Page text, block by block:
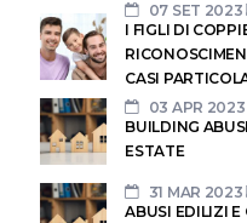
07 SET 2023
I FIGLI DI
CASI
03 APR 2023
BUILDING
ESTATE
31 MAR 2023
ABUSI EDILIZI E